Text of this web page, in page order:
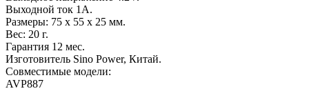
Выходной ток 1А.
Размеры: 75 x 55 x 25 мм.
Вес: 20 г.
Гарантия 12 мес.
Изготовитель Sino Power, Китай.
Совместимые модели:
AVP887